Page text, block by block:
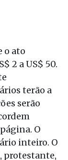
o ato
2 a US$ 50.
terão a
serão
O
inteiro. O
protestante,